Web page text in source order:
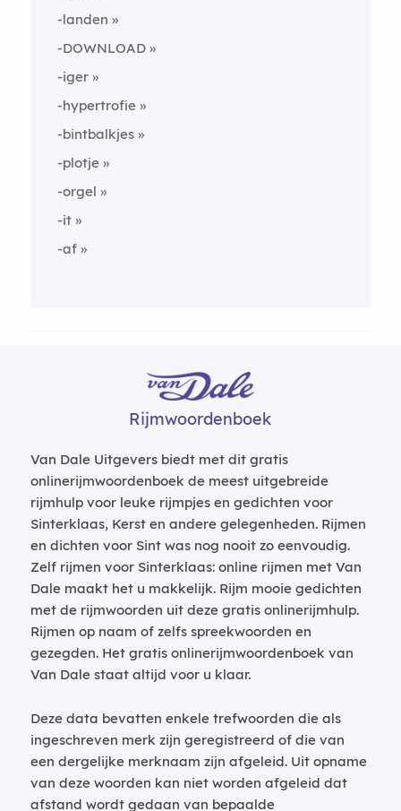
-landen
-DOWNLOAD
-iger
-hypertrofie
-bintbalkjes
-plotje
-orgel
-it
-af
Rijmwoordenboek
Van Dale Uitgevers biedt met dit gratis
onlinerijmwoordenboek de meest uitgebreide
rijmhulp voor leuke rijmpjes en gedichten voor
Sinterklaas, Kerst en andere gelegenheden. Rijmen
en dichten voor Sint was nog nooit zo eenvoudig.
Zelf rijmen voor Sinterklaas: online rijmen met Van
Dale maakt het u makkelijk. Rijm mooie gedichten
met de rijmwoorden uit deze gratis onlinerijmhulp.
Rijmen op naam of zelfs spreekwoorden en
gezegden. Het gratis onlinerijmwoordenboek van
Van Dale staat altijd voor u klaar.
Deze data bevatten enkele trefwoorden die als
ingeschreven merk zijn geregistreerd of die van
een dergelijke merknaam zijn afgeleid. Uit opname
van deze woorden kan niet worden afgeleid dat
afstand wordt gedaan van bepaalde